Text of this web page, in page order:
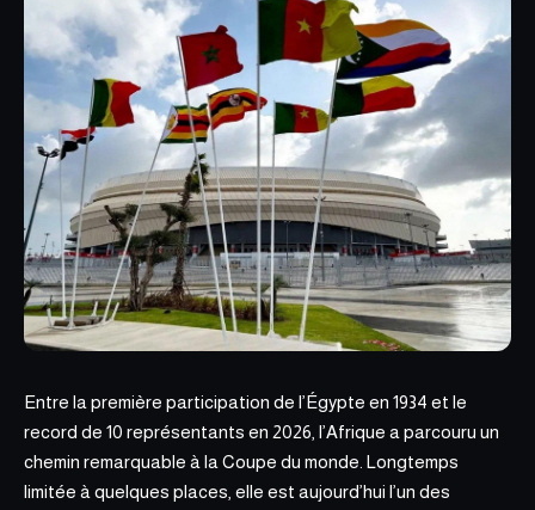
Entre la première participation de l’Égypte en 1934 et le
record de 10 représentants en 2026, l’Afrique a parcouru un
chemin remarquable à la Coupe du monde. Longtemps
limitée à quelques places, elle est aujourd’hui l’un des